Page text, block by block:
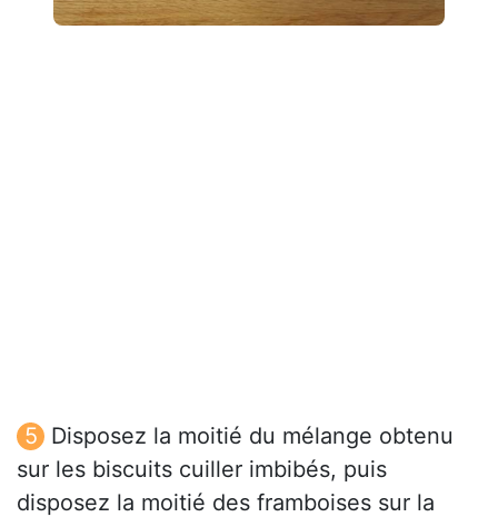
Disposez la moitié du mélange obtenu
sur les biscuits cuiller imbibés, puis
disposez la moitié des framboises sur la